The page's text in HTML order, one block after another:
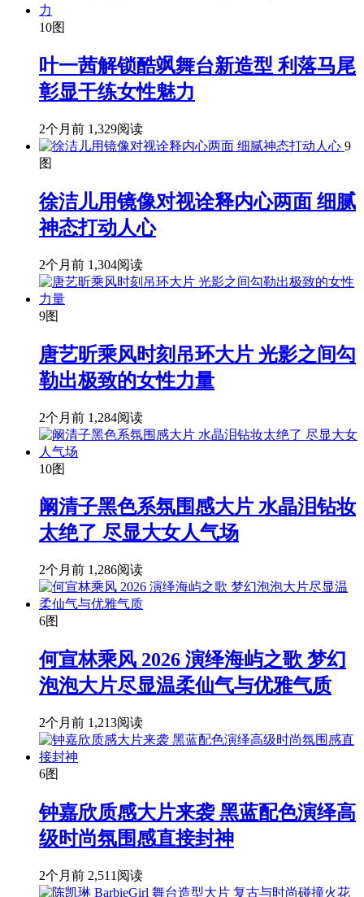
10图
叶一茜解锁酷飒舞台新造型 利落马尾
彰显干练女性魅力
2个月前 1,329阅读
9
图
徐洁儿用镜像对视诠释内心两面 细腻
神态打动人心
2个月前 1,304阅读
9图
唐艺昕乘风时刻吊环大片 光影之间勾
勒出极致的女性力量
2个月前 1,284阅读
10图
阚清子黑色系氛围感大片 水晶泪钻妆
太绝了 尽显大女人气场
2个月前 1,286阅读
6图
何宣林乘风 2026 演绎海屿之歌 梦幻
泡泡大片尽显温柔仙气与优雅气质
2个月前 1,213阅读
6图
钟嘉欣质感大片来袭 黑蓝配色演绎高
级时尚氛围感直接封神
2个月前 2,511阅读